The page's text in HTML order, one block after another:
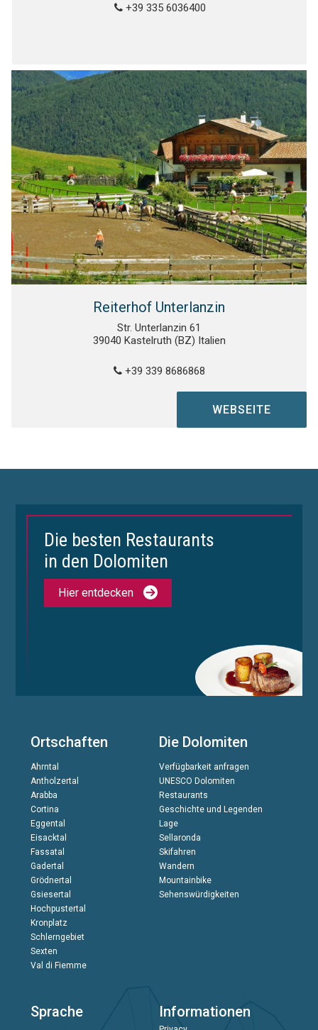
+39 335 6036400
Reiterhof Unterlanzin
Str. Unterlanzin 61
39040 Kastelruth (BZ) Italien
+39 339 8686868
WEBSEITE
Die besten Restaurants
in den Dolomiten
Hier entdecken
Ortschaften
Ahrntal
Antholzertal
Arabba
Cortina
Eggental
Eisacktal
Fassatal
Gadertal
Grödnertal
Gsiesertal
Hochpustertal
Kronplatz
Schlerngebiet
Sexten
Val di Fiemme
Die Dolomiten
Verfügbarkeit anfragen
UNESCO Dolomiten
Restaurants
Geschichte und Legenden
Lage
Sellaronda
Skifahren
Wandern
Mountainbike
Sehenswürdigkeiten
Sprache Informationen